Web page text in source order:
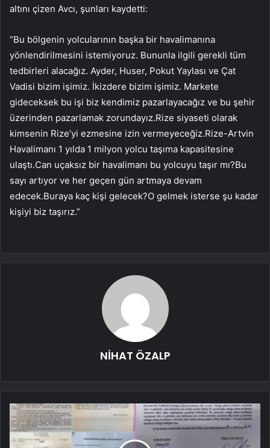
altını çizen Avcı, şunları kaydetti:
“Bu bölgenin yolcularının başka bir havalimanına
yönlendirilmesini istemiyoruz. Bununla ilgili gerekli tüm
tedbirleri alacağız. Ayder, Huser, Pokut Yaylası ve Çat
Vadisi bizim işimiz. İkizdere bizim işimiz. Markete
gideceksek bu işi biz kendimiz pazarlayacağız ve bu şehir
üzerinden pazarlamak zorundayız.Rize siyaseti olarak
kimsenin Rize’yi ezmesine izin vermeyeceğiz.Rize-Artvin
Havalimanı 1 yılda 1 milyon yolcu taşıma kapasitesine
ulaştı.Can uçaksız bir havalimanı bu yolcuyu taşır mı?Bu
sayı artıyor ve her geçen gün artmaya devam
edecek.Buraya kaç kişi gelecek?O gelmek isterse şu kadar
kişiyi biz taşırız.”
NİHAT ÖZALP